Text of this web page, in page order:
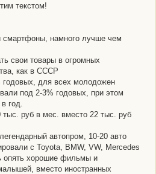
текстом!
намного лучше чем
свои товары в огромных
как в СССР
годовых, для всех молодожен
под 2-3% годовых, при этом
год.
руб в мес. вместо 22 тыс. руб
автопром, 10-20 авто
с Toyota, BMW, VW, Mercedes
опять хорошие фильмы и
вместо иностранных